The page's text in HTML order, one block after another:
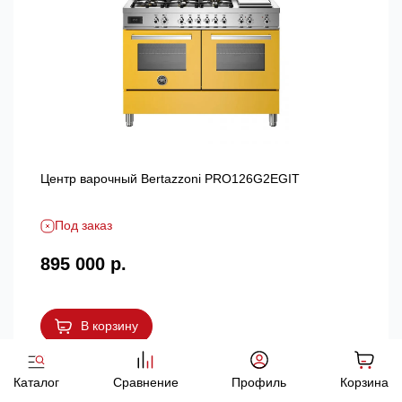
Каталог Сравнение Профиль Корзина
Центр варочный Bertazzoni PRO126G2EGIT
Под заказ
895 000 р.
В корзину